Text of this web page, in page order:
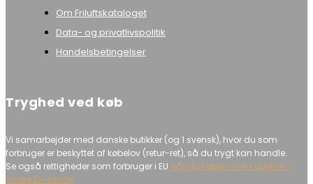
Om Friluftskataloget
Data- og privatlivspolitik
Handelsbetingelser
Tryghed ved køb
Vi samarbejder med danske butikker (og 1 svensk), hvor du som
forbruger er beskyttet af købelov (retur-ret), så du trygt kan handle.
Se også rettigheder som forbruger i EU når du køber varer i butikker i
andre EU-lande